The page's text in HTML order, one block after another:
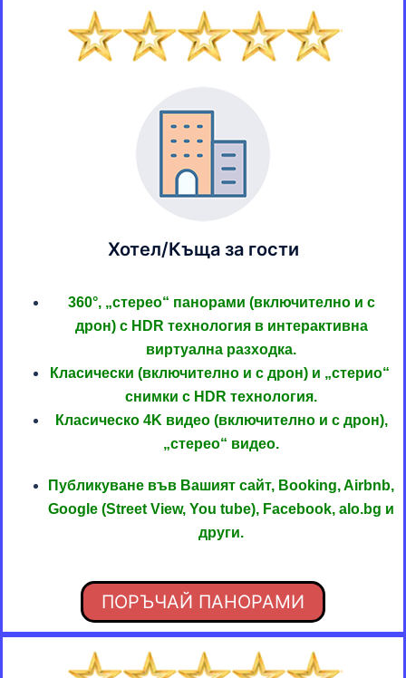
Хотел/Къща за гости
360°, „стерео“ панорами (включително и с
дрон) с HDR технология в интерактивна
виртуална разходка.
Класически (включително и с дрон) и „стерио“
снимки с HDR технология.
Класическо 4K видео (включително и с дрон),
„стерео“ видео.
Публикуване във Вашият сайт, Booking, Airbnb,
Google (Street View, You tube), Facebook, alo.bg и
други.
ПОРЪЧАЙ ПАНОРАМИ